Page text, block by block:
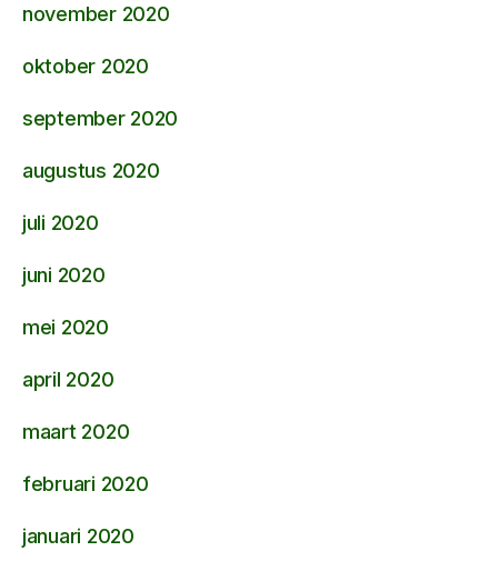
november 2020
oktober 2020
september 2020
augustus 2020
juli 2020
juni 2020
mei 2020
april 2020
maart 2020
februari 2020
januari 2020